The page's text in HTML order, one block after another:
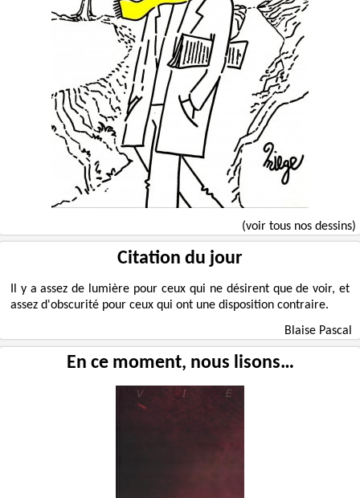
(voir tous nos dessins)
Citation du jour
Il y a assez de lumière pour ceux qui ne désirent que de voir, et
assez d'obscurité pour ceux qui ont une disposition contraire.
Blaise Pascal
En ce moment, nous lisons…